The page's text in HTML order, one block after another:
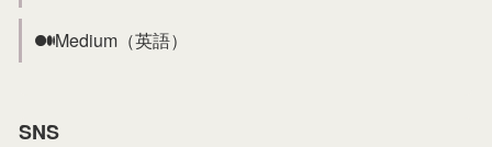
Medium（英語）
SNS